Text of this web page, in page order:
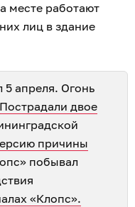
месте работают
лиц в здание
апреля. Огонь
Пострадали двое
причины
побывал
«Клопс».